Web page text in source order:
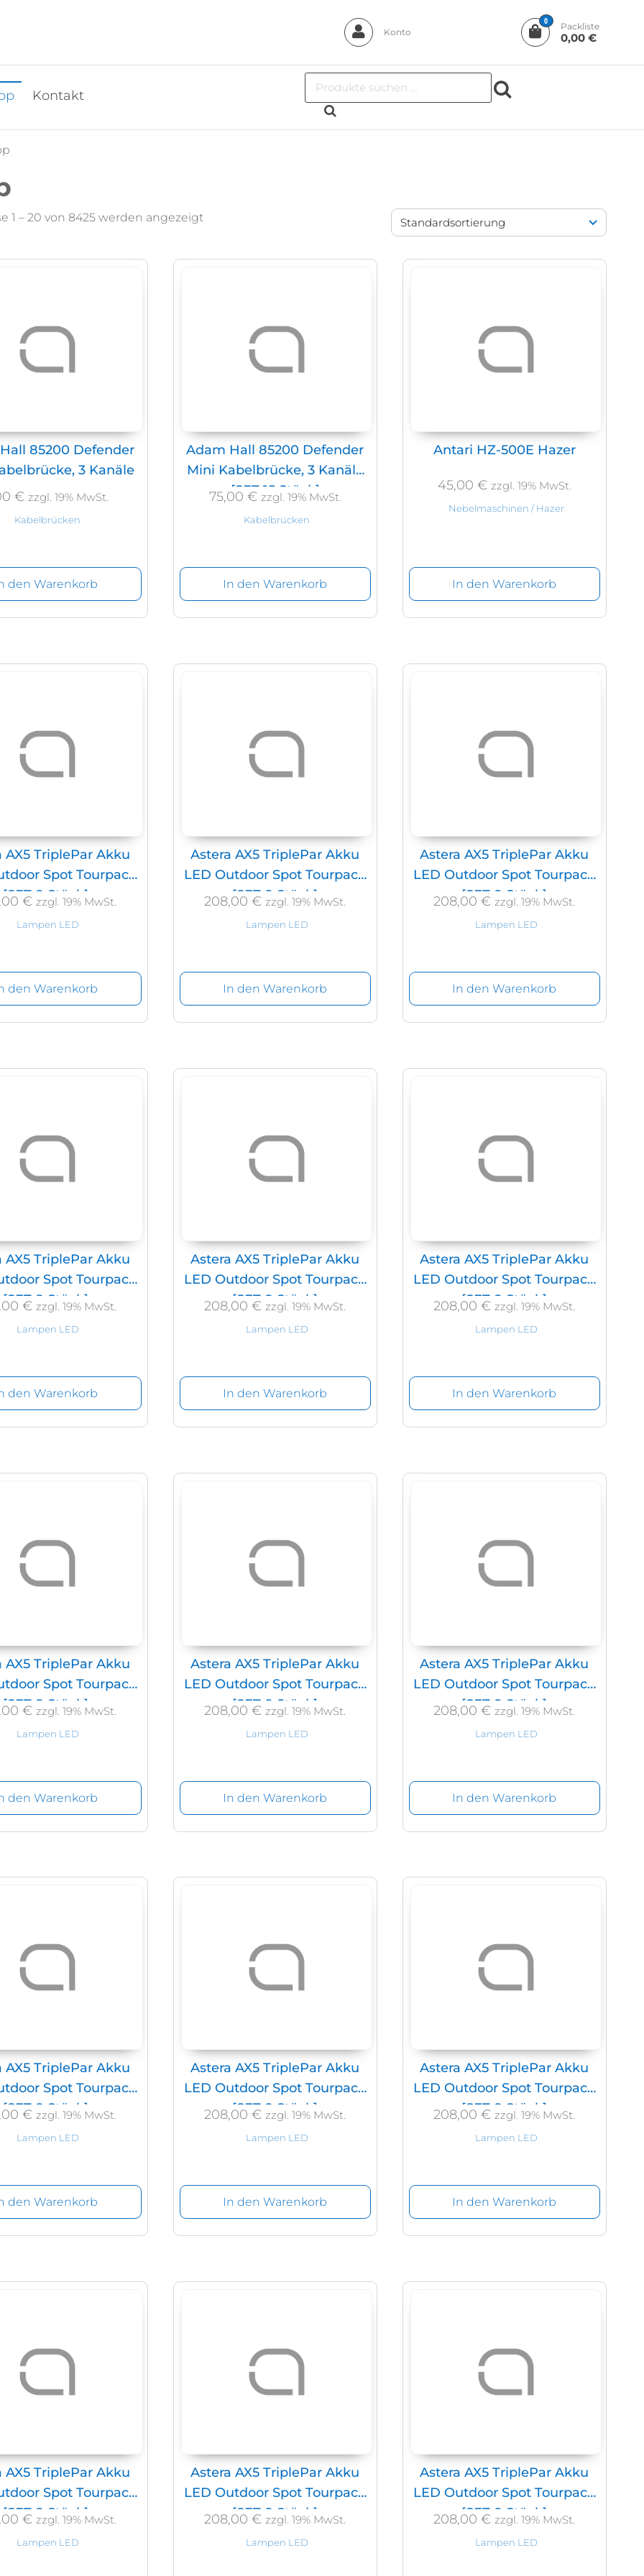
Konto
0 Packliste
0,00 €
Kontakt
1 – 20 von 8425 werden angezeigt
85200 Defender
3 Kanäle
€ zzgl. 19% MwSt.
Kabelbrücken
den Warenkorb
Adam Hall 85200 Defender
Mini Kabelbrücke, 3 Kanäle
[SET 15 Stück]
75,00 € zzgl. 19% MwSt.
Kabelbrücken
In den Warenkorb
Antari HZ-500E Hazer
45,00 € zzgl. 19% MwSt.
Nebelmaschinen / Hazer
In den Warenkorb
AX5 TriplePar Akku
Spot Tourpack
[SET 8 Stück]
€ zzgl. 19% MwSt.
Lampen LED
den Warenkorb
Astera AX5 TriplePar Akku
LED Outdoor Spot Tourpack
[SET 8 Stück]
208,00€ zzgl. 19% MwSt.
Lampen LED
In den Warenkorb
Astera AX5 TriplePar Akku
LED Outdoor Spot Tourpack
[SET 8 Stück]
208,00€ zzgl. 19% MwSt.
Lampen LED
In den Warenkorb
AX5 TriplePar Akku
Spot Tourpack
[SET 8 Stück]
€ zzgl. 19% MwSt.
Lampen LED
den Warenkorb
Astera AX5 TriplePar Akku
LED Outdoor Spot Tourpack
[SET 8 Stück]
208,00€ zzgl. 19% MwSt.
Lampen LED
In den Warenkorb
Astera AX5 TriplePar Akku
LED Outdoor Spot Tourpack
[SET 8 Stück]
208,00€ zzgl. 19% MwSt.
Lampen LED
In den Warenkorb
AX5 TriplePar Akku
Spot Tourpack
[SET 8 Stück]
€ zzgl. 19% MwSt.
Lampen LED
den Warenkorb
Astera AX5 TriplePar Akku
LED Outdoor Spot Tourpack
[SET 8 Stück]
208,00€ zzgl. 19% MwSt.
Lampen LED
In den Warenkorb
Astera AX5 TriplePar Akku
LED Outdoor Spot Tourpack
[SET 8 Stück]
208,00€ zzgl. 19% MwSt.
Lampen LED
In den Warenkorb
AX5 TriplePar Akku
Spot Tourpack
[SET 8 Stück]
€ zzgl. 19% MwSt.
Lampen LED
den Warenkorb
Astera AX5 TriplePar Akku
LED Outdoor Spot Tourpack
[SET 8 Stück]
208,00€ zzgl. 19% MwSt.
Lampen LED
In den Warenkorb
Astera AX5 TriplePar Akku
LED Outdoor Spot Tourpack
[SET 8 Stück]
208,00€ zzgl. 19% MwSt.
Lampen LED
In den Warenkorb
AX5 TriplePar Akku
Spot Tourpack
[SET 8 Stück]
€ zzgl. 19% MwSt.
Lampen LED
Astera AX5 TriplePar Akku
LED Outdoor Spot Tourpack
[SET 8 Stück]
208,00€ zzgl. 19% MwSt.
Lampen LED
Astera AX5 TriplePar Akku
LED Outdoor Spot Tourpack
[SET 8 Stück]
208,00€ zzgl. 19% MwSt.
Lampen LED